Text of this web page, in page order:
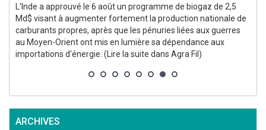
L'Inde a approuvé le 6 août un programme de biogaz de 2,5
Md$ visant à augmenter fortement la production nationale de
carburants propres, après que les pénuries liées aux guerres
au Moyen-Orient ont mis en lumière sa dépendance aux
importations d'énergie. (Lire la suite dans Agra Fil)
ARCHIVES